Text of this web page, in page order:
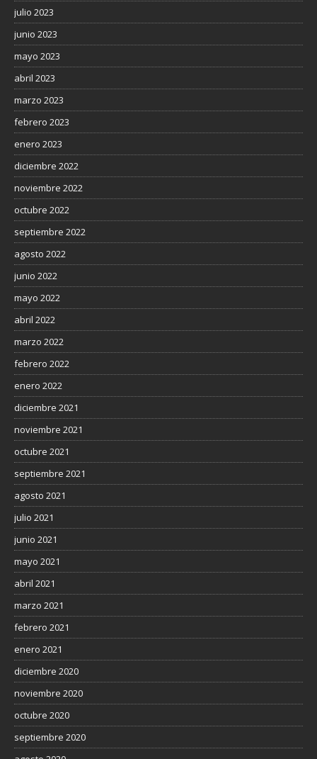
julio 2023
junio 2023
mayo 2023
abril 2023
marzo 2023
febrero 2023
enero 2023
diciembre 2022
noviembre 2022
octubre 2022
septiembre 2022
agosto 2022
junio 2022
mayo 2022
abril 2022
marzo 2022
febrero 2022
enero 2022
diciembre 2021
noviembre 2021
octubre 2021
septiembre 2021
agosto 2021
julio 2021
junio 2021
mayo 2021
abril 2021
marzo 2021
febrero 2021
enero 2021
diciembre 2020
noviembre 2020
octubre 2020
septiembre 2020